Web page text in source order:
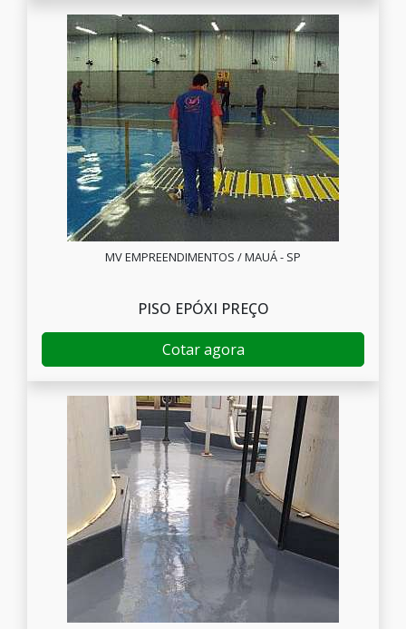
MV EMPREENDIMENTOS / MAUÁ - SP
PISO EPÓXI PREÇO
Cotar agora